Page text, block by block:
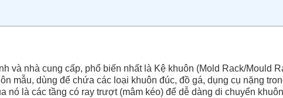
và nhà cung cấp, phổ biến nhất là Kệ khuôn (Mold Rack/Mould
mẫu, dùng để chứa các loại khuôn đúc, đồ gá, dụng cụ nặng
là các tầng có ray trượt (mâm kéo) để dễ dàng di chuyển